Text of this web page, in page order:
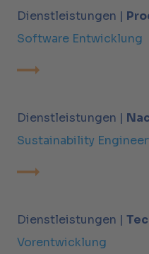
Dienstleistungen |
Software Entwicklung
Dienstleistungen |
Sustainability
Dienstleistungen |
Vorentwicklung